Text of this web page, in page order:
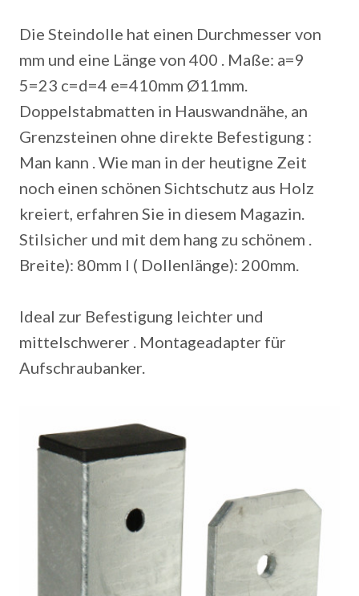
Die Steindolle hat einen Durchmesser von
mm und eine Länge von 400 . Maße: a=9
5=23 c=d=4 e=410mm Ø11mm.
Doppelstabmatten in Hauswandnähe, an
Grenzsteinen ohne direkte Befestigung :
Man kann . Wie man in der heutigne Zeit
noch einen schönen Sichtschutz aus Holz
kreiert, erfahren Sie in diesem Magazin.
Stilsicher und mit dem hang zu schönem .
Breite): 80mm l ( Dollenlänge): 200mm.
Ideal zur Befestigung leichter und
mittelschwerer . Montageadapter für
Aufschraubanker.